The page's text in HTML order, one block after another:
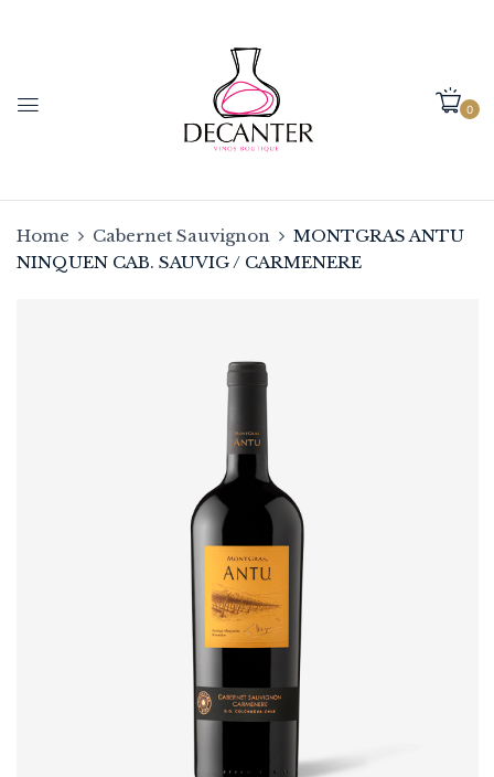
0
Home Cabernet Sauvignon
MONTGRAS ANTU
NINQUEN CAB. SAUVIG / CARMENERE